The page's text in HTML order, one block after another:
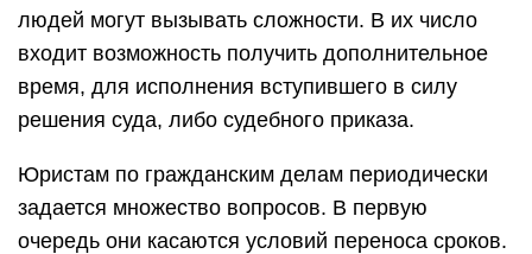
людей могут вызывать сложности. В их число
входит возможность получить дополнительное
время, для исполнения вступившего в силу
решения суда, либо судебного приказа.
Юристам по гражданским делам периодически
задается множество вопросов. В первую
очередь они касаются условий переноса сроков.